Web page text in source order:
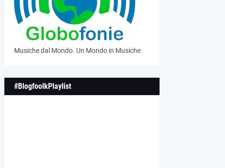
Musiche dal Mondo. Un Mondo in Musiche
#BlogfoolkPlaylist